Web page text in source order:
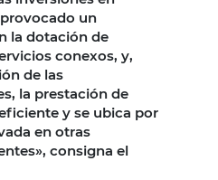
un
la dotación de
conexos, y,
de las
la prestación de
y se ubica por
en otras
consigna el